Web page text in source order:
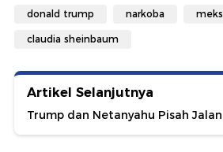
donald trump narkoba
claudia sheinbaum
Artikel Selanjutnya
Trump dan Netanyahu Pisah